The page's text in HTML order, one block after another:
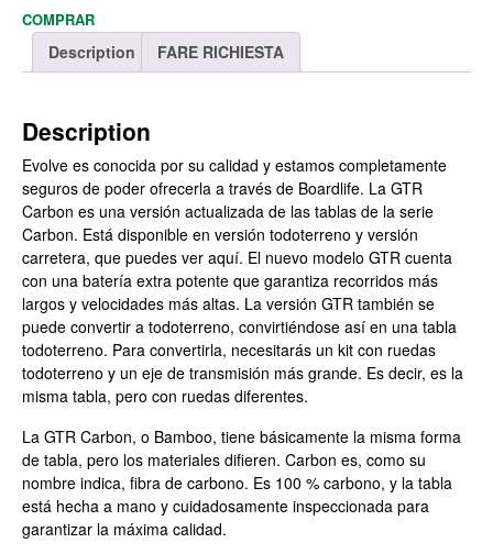
COMPRAR
Description FARE RICHIESTA
Description
Evolve es conocida por su calidad y estamos completamente
seguros de poder ofrecerla a través de Boardlife. La GTR
Carbon es una versión actualizada de las tablas de la serie
Carbon. Está disponible en versión todoterreno y versión
carretera, que puedes ver aquí. El nuevo modelo GTR cuenta
con una batería extra potente que garantiza recorridos más
largos y velocidades más altas. La versión GTR también se
puede convertir a todoterreno, convirtiéndose así en una tabla
todoterreno. Para convertirla, necesitarás un kit con ruedas
todoterreno y un eje de transmisión más grande. Es decir, es la
misma tabla, pero con ruedas diferentes.
La GTR Carbon, o Bamboo, tiene básicamente la misma forma
de tabla, pero los materiales difieren. Carbon es, como su
nombre indica, fibra de carbono. Es 100 % carbono, y la tabla
está hecha a mano y cuidadosamente inspeccionada para
garantizar la máxima calidad.